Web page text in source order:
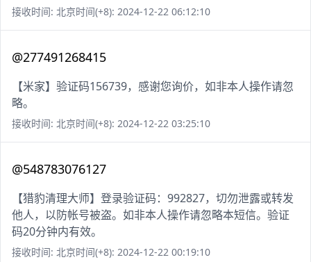
接收时间: 北京时间(+8): 2024-12-22 06:12:10
@277491268415
【米家】验证码156739，感谢您询价，如非本人操作请忽
略。
接收时间: 北京时间(+8): 2024-12-22 03:25:10
@548783076127
【猎豹清理大师】登录验证码：992827，切勿泄露或转发
他人，以防帐号被盗。如非本人操作请忽略本短信。验证
码20分钟内有效。
接收时间: 北京时间(+8): 2024-12-22 00:19:10